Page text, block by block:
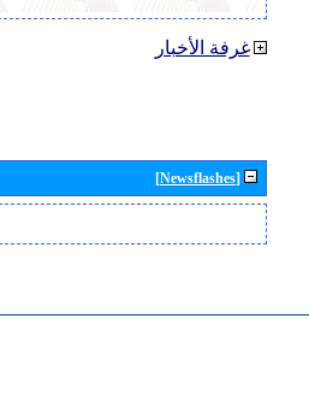
غرفة الأخبار
[Newsflashes]